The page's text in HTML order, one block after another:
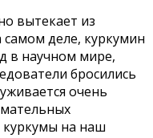
вытекает из
деле, куркумин
в научном мире,
бросились
очень
на наш